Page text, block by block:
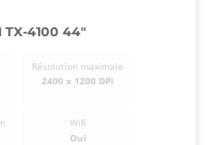
TX-4100 44"
Résolution maximale
2400 x 1200 DPI
Wifi
Oui